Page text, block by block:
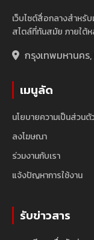
เว็บไซต์สื่อกลางสำหรั
สไตล์ที่ทันสมัย ภายใต้
กรุงเทพมหานคร,
เมนูลัด
นโยบายความเป็นส่วนตั
ลงโฆษณา
ร่วมงานกับเรา
แจ้งปัญหาการใช้งาน
รับข่าวสาร